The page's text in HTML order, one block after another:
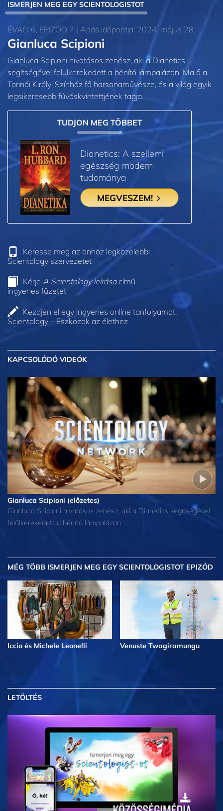
ISMERJEN MEG EGY SCIENTOLOGISTOT
ÉVAD 6, EPIZÓD 7 | Adás időpontja: 2024. május 28.
Gianluca Scipioni
Gianluca Scipioni hivatásos zenész, aki a Dianetics
segítségével felülkerekedett a bénító lámpalázon. Ma ő a
Torinói Királyi Színház fő harsonaművésze, és a világ egyik
legsikeresebb fúvóskvintettjének tagja.
TUDJON MEG TÖBBET
Dianetics: A szellemi
egészség modern
tudománya
MEGVESZEM!
Keresse meg az önhöz legközelebbi
Scientology szervezetet
Kérje A Scientology leírásacímű
ingyenes füzetet
Kezdjen el egy ingyenes online tanfolyamot:
Scientology – Eszközök az élethez
KAPCSOLÓDÓ VIDEÓK
Gianluca Scipioni (előzetes)
Gianluca Scipioni hivatásos zenész, aki a Dianetics segítségével
felülkerekedett a bénító lámpalázon.
MÉG TÖBB ISMERJEN MEG EGY SCIENTOLOGISTOT EPIZÓD
Iccio és Michele Leonelli Venuste Twagiramungu
LETÖLTÉS